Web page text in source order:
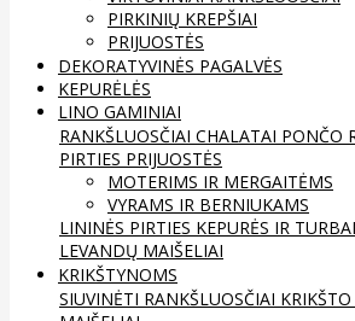
PIRKINIŲ KREPŠIAI
PRIJUOSTĖS
DEKORATYVINĖS PAGALVĖS
KEPURĖLĖS
LINO GAMINIAI
RANKŠLUOSČIAI CHALATAI PONČO
PIRTIES PRIJUOSTĖS
MOTERIMS IR MERGAITĖMS
VYRAMS IR BERNIUKAMS
LININĖS PIRTIES KEPURĖS IR
LEVANDŲ MAIŠELIAI
KRIKŠTYNOMS
SIUVINĖTI RANKŠLUOSČIAI